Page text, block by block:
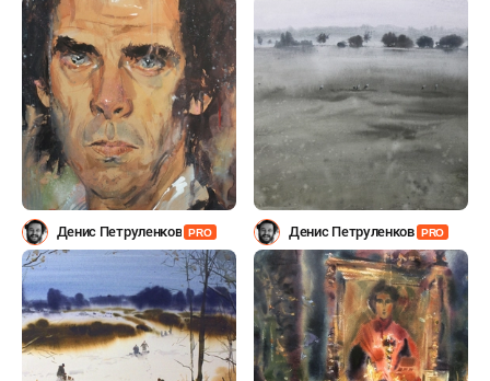
Денис Петруленков PRO Денис Петруленков PRO